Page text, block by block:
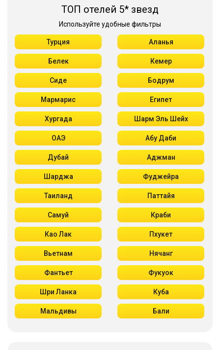
ТОП отелей 5* звезд
Используйте удобные фильтры
Турция Аланья
Белек Кемер
Сиде Бодрум
Мармарис Египет
Хургада Шарм Эль Шейх
ОАЭ Абу Даби
Дубай Аджман
Шарджа Фуджейра
Таиланд Паттайя
Самуй Краби
Као Лак Пхукет
Вьетнам Нячанг
Фантьет Фукуок
Шри Ланка Куба
Мальдивы Бали